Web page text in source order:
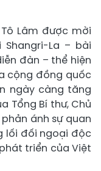
Lâm được mời
La – bài
đàn – thể hiện
cộng đồng quốc
ngày càng tăng
Tổng Bí thư, Chủ
ánh sự quan
lối đối ngoại độc
triển của Việt